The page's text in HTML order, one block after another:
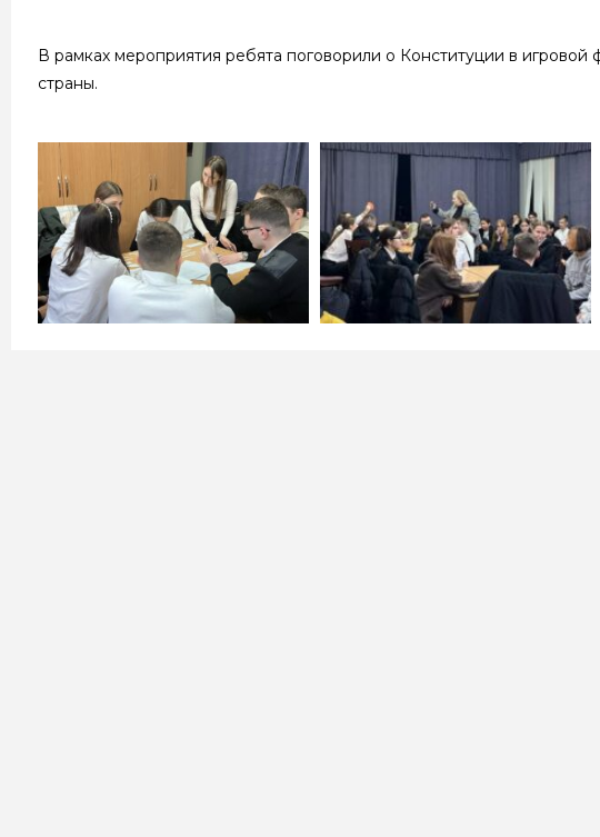
В рамках мероприятия ребята поговорили о Конституции в
страны.